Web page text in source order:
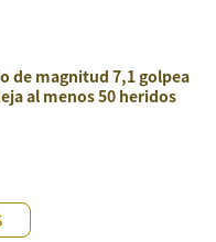
de magnitud 7,1 golpea
al menos 50 heridos